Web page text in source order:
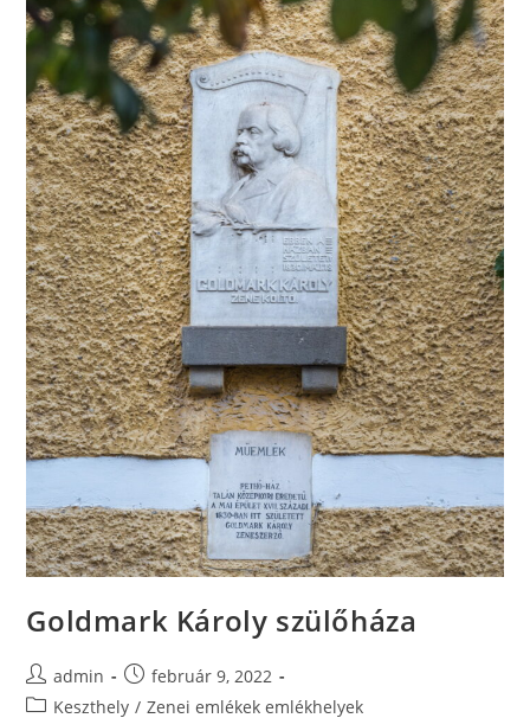
Goldmark Károly szülőháza
admin
február 9, 2022
Keszthely / Zenei emlékek emlékhelyek